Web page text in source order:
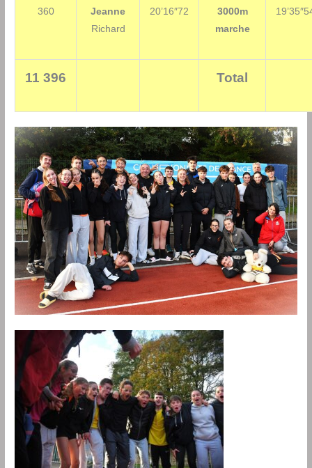
360
Jeanne
Richard
20’16″72
3000m
marche
11 396 Total